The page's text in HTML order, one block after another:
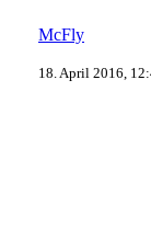
McFly
18. April 2016,